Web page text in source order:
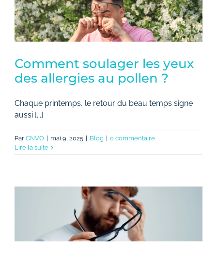
Tarifs
Contact
Comment soulager les yeux
des allergies au pollen ?
Chaque printemps, le retour du beau temps signe
aussi [...]
Par CNVO mai 9, 2025 Blog
0 commentaire
Lire la suite